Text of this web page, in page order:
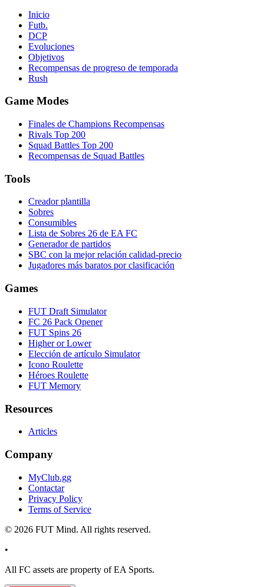
Inicio
Futb.
DCP
Evoluciones
Objetivos
Recompensas de progreso de temporada
Rush
Game Modes
Finales de Champions Recompensas
Rivals Top 200
Squad Battles Top 200
Recompensas de Squad Battles
Tools
Creador plantilla
Sobres
Consumibles
Lista de Sobres 26 de EA FC
Generador de partidos
SBC con la mejor relación calidad-precio
Jugadores más baratos por clasificación
Games
FUT Draft Simulator
FC 26 Pack Opener
FUT Spins 26
Higher or Lower
Elección de artículo Simulator
Icono Roulette
Héroes Roulette
FUT Memory
Resources
Articles
Company
MyClub.gg
Contactar
Privacy Policy
Terms of Service
© 2026 FUT Mind. All rights reserved.
•
All FC assets are property of EA Sports.